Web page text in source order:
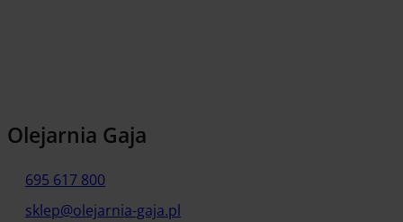
Olejarnia Gaja
695 617 800
sklep@olejarnia-gaja.pl